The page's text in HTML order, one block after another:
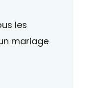
les
mariage